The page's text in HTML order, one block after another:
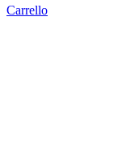
Carrello